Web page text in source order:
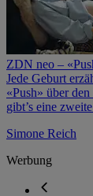
ZDN neo –
Jede Geburt
«Push» über
gibt’s eine
Simone Reich
Werbung